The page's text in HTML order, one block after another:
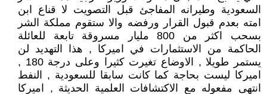
السعودية وطيرانه المفاجئ قبل التصويت لا قناع ابن
امته بعدم قبول القرار ورفضه والا ستقوم مملكة الشر
بسحب اكثر من 800 مليار مسروقة تابعة للعائلة
الحاكمة من الاستثمارات في اميركا , هذا التهديد لن
يستمر طويلا , الاوضاع تغيرت كثيرا وعلى درجة 180 ,
اميركا ليست بحاجة كما كانت سابقا للسعودية , النفط
انتهى مفعوله مع الاكتشافات العلمية الحديثة , اميركا